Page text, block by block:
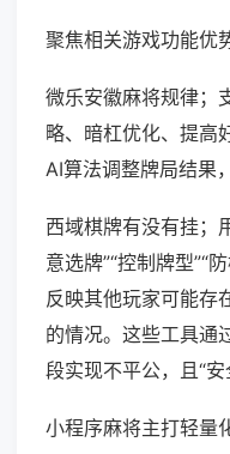
聚焦相关游戏功能优
微乐安徽麻将规律；
略、暗杠优化、提高
AI算法调整牌局结果
西域棋牌有没有挂；
意选牌”“控制牌型”“
反映其他玩家可能存
的情况。这些工具通
段实现不平公，且“安
小程序麻将主打轻量